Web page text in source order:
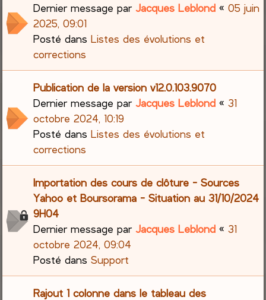
Dernier message parJacques Leblond «05 juin
2025, 09:01
Posté dansListes des évolutions et
corrections
Publication de la version v12.0.103.9070
Dernier message parJacques Leblond «31
octobre 2024, 10:19
Posté dansListes des évolutions et
corrections
Importation des cours de clôture - Sources
Yahoo et Boursorama - Situation au 31/10/2024
9H04
Dernier message parJacques Leblond «31
octobre 2024, 09:04
Posté dansSupport
Rajout 1 colonne dans le tableau des